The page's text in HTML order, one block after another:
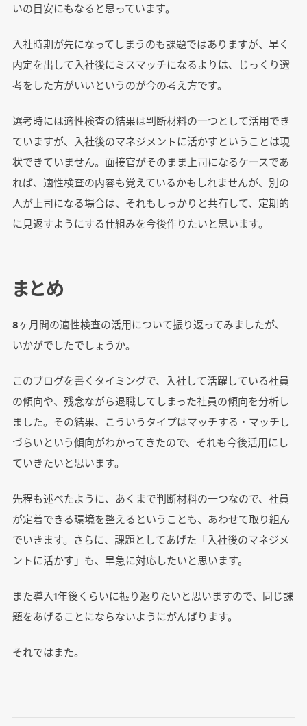
いの目安にもなると思っています。
入社時期が先になってしまうのも課題ではありますが、早く
内定を出して入社後にミスマッチになるよりは、じっくり選
考をした方がいいというのが今の考え方です。
選考時には適性検査の結果は判断材料の一つとして活用でき
ていますが、入社後のマネジメントに活かすということは現
状できていません。面接官がそのまま上司になるケースであ
れば、適性検査の内容も覚えているかもしれませんが、別の
人が上司になる場合は、それもしっかりと共有して、定期的
に見返すようにする仕組みを今後作りたいと思います。
まとめ
8ヶ月間の適性検査の活用について振り返ってみましたが、
いかがでしたでしょうか。
このブログを書くタイミングで、入社して活躍している社員
の傾向や、残念ながら退職してしまった社員の傾向を分析し
ました。その結果、こういうタイプはマッチする・マッチし
づらいという傾向がわかってきたので、それも今後活用にし
ていきたいと思います。
先程も述べたように、あくまで判断材料の一つなので、社員
が定着できる環境を整えるということも、あわせて取り組ん
でいきます。さらに、課題としてあげた「入社後のマネジメ
ントに活かす」も、早急に対応したいと思います。
また導入1年後くらいに振り返りたいと思いますので、同じ課
題をあげることにならないようにがんばります。
それではまた。